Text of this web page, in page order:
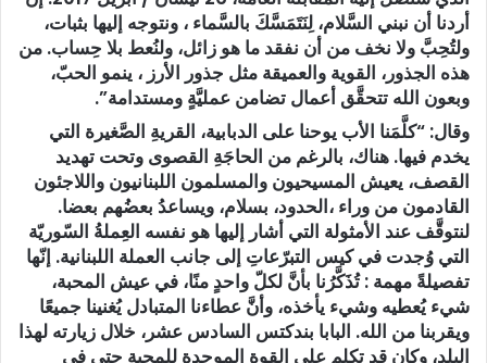
أردنا أن نبني السَّلام، لِنَتَمَسَّكَ بالسَّماء ، ونتوجه إليها بثبات،
ولتُحِبَّ ولا نخف من أن نفقد ما هو زائل، ولنُعط بلا حِساب. من
هذه الجذور، القوية والعميقة مثل جذور الأرز ، ينمو الحبّ،
وبعون الله تتحقَّق أعمال تضامن عمليَّةٍ ومستدامة”.
وقال: “كلَّمَنا الأب يوحنا على الدبابية، القريةِ الصَّغيرة التي
يخدم فيها. هناك، بالرغم من الحاجَةِ القصوى وتحت تهديد
القصف، يعيش المسيحيون والمسلمون اللبنانيون واللاجئون
القادمون من وراء ،الحدود، بسلام، ويساعدُ بعضُهم بعضا.
لنتوقَّف عند الأمثولة التي أشار إليها هو نفسه العِملةُ السّوريّة
التي وُجدت في كيس التبرّعاتِ إلى جانب العملة اللبنانية. إنّها
تفصيلةً مهمة : تُذَكَّرُنا بأنَّ لكلّ واحدٍ منًا، في عيش المحبة،
شيء يُعطيه وشيء يأخذه، وأنَّ عطاءنا المتبادل يُغنينا جميعًا
ويقربنا من الله. البابا بندكتس السادس عشر، خلال زيارته لهذا
البلد، وكان قد تكلم على القوة الموحدة للمحبة حتى في